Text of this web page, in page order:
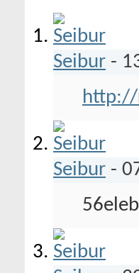
Seibur -
http://
Seibur -